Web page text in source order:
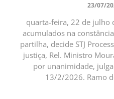
23/07/
quarta-feira, 22 de julho
acumulados na
partilha, decide STJ
justiça, Rel. Ministro
por unanimidade,
13/2/2026. Ramo